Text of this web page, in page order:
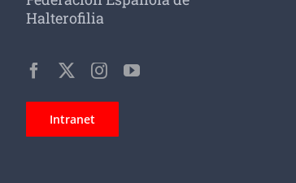
Halterofilia
Intranet